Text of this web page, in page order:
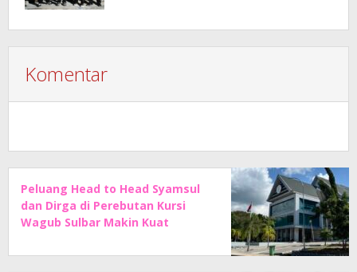
Komentar
Peluang Head to Head Syamsul
dan Dirga di Perebutan Kursi
Wagub Sulbar Makin Kuat